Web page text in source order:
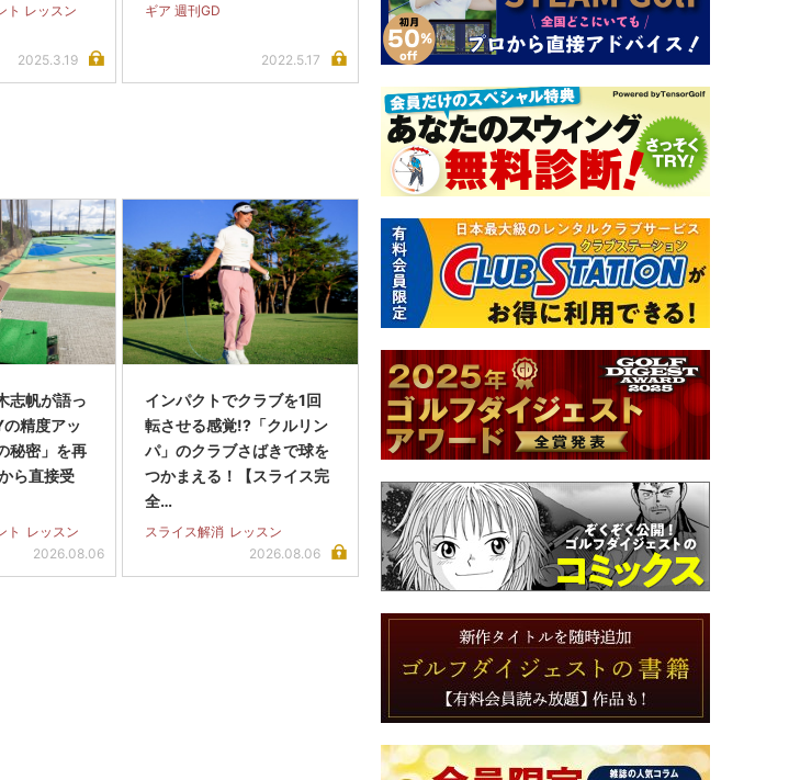
ト レッスン
2025.3.19
ギア 週刊GD
2022.5.17
志帆が語っ
精度アッ
秘密」を再
ら直接受
ト レッスン
2026.08.06
インパクトでクラブを1回
転させる感覚!?「クルリン
パ」のクラブさばきで球を
つかまえる！【スライス完
全…
スライス解消 レッスン
2026.08.06